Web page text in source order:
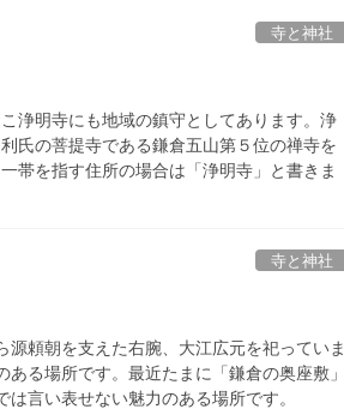
寺と神社
浄明寺にも地域の鎮守としてあります。浄
氏の菩提寺である鎌倉五山第５位の禅寺を
帯を指す住所の場合は「浄明寺」と書きま
寺と神社
頼朝を支えた右腕、大江広元を祀っていま
る場所です。最近たまに「鎌倉の奥座敷」
言い表せない魅力のある場所です。